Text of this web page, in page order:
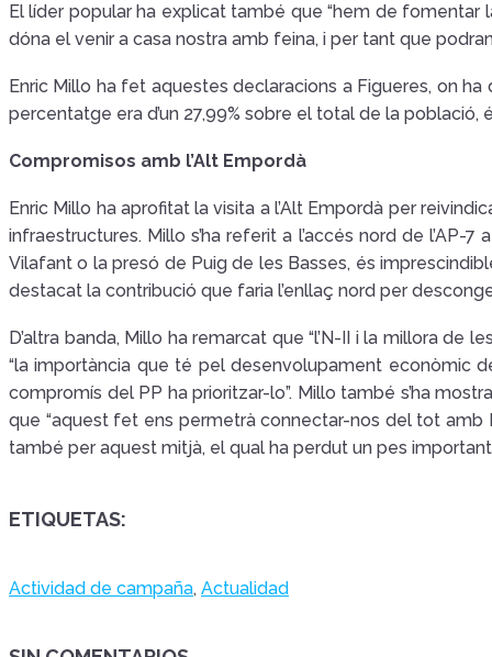
El líder popular ha explicat també que “hem de
dóna el venir a casa nostra amb feina, i per tant que
Enric Millo ha fet aquestes declaracions a Figueres, on ha
percentatge era d’un 27,99% sobre el total de la
Compromisos amb l’Alt Empordà
Enric Millo ha aprofitat la visita a l’Alt Empordà per
infraestructures. Millo s’ha referit a l’accés nord de l’AP-
Vilafant o la presó de Puig de les Basses, és
destacat la contribució que faria l’enllaç nord per
D’altra banda, Millo ha remarcat que “l’N-II i la millora
“la importància que té pel desenvolupament econòmic
compromís del PP ha prioritzar-lo”. Millo també s’ha
que “aquest fet ens permetrà connectar-nos del tot amb
també per aquest mitjà, el qual ha perdut un pes
ETIQUETAS:
Actividad de campaña, Actualidad